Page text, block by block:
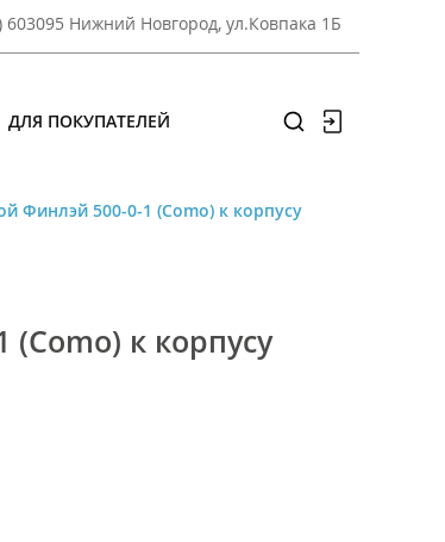
Нижний Новгород, ул.Ковпака 1Б
ДЛЯ ПОКУПАТЕЛЕЙ
Финлэй 500-0-1 (Como) к корпусу
к корпусу